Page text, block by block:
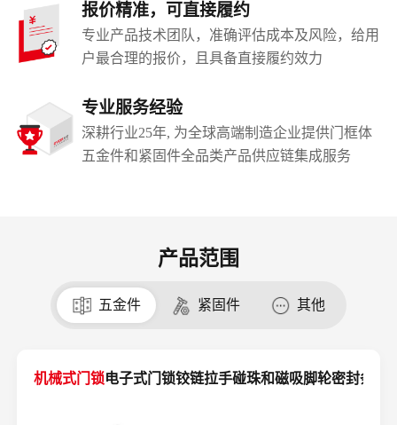
报价精准，可直接履约
专业产品技术团队，准确评估成本及风险，给用
户最合理的报价，且具备直接履约效力
专业服务经验
深耕行业25年, 为全球高端制造企业提供门框体
五金件和紧固件全品类产品供应链集成服务
产品范围
五金件 紧固件 其他
机械式门锁电子式门锁铰链拉手碰珠和磁吸脚轮密封条